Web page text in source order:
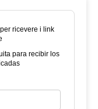
ricevere i link
para recibir los